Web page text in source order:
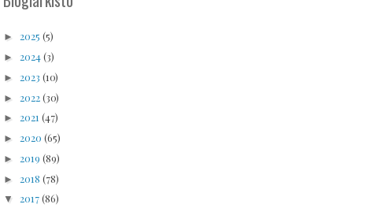
► 2025 (5)
► 2024(3)
► 2023 (10)
► 2022(30)
► 2021 (47)
► 2020 (65)
► 2019 (89)
► 2018 (78)
▼ 2017(86)